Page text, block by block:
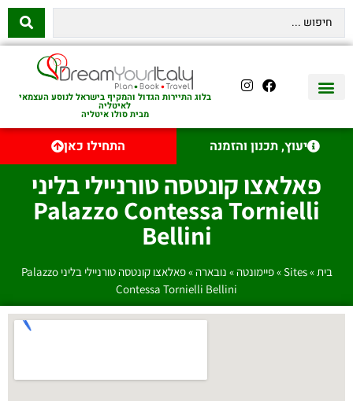
בלוג התיירות הגדול והמקיף בישראל לנוסע העצמאי
לאיטליה
מבית סולו איטליה
יעוץ, תכנון והזמנה התחילו כאן
פאלאצו קונטסה טורניילי בליני
Palazzo Contessa Tornielli
Bellini
בית»
Sites
»פיימונטה» נובארה»
פאלאצו קונטסה טורניילי בליני Palazzo
Contessa Tornielli Bellini